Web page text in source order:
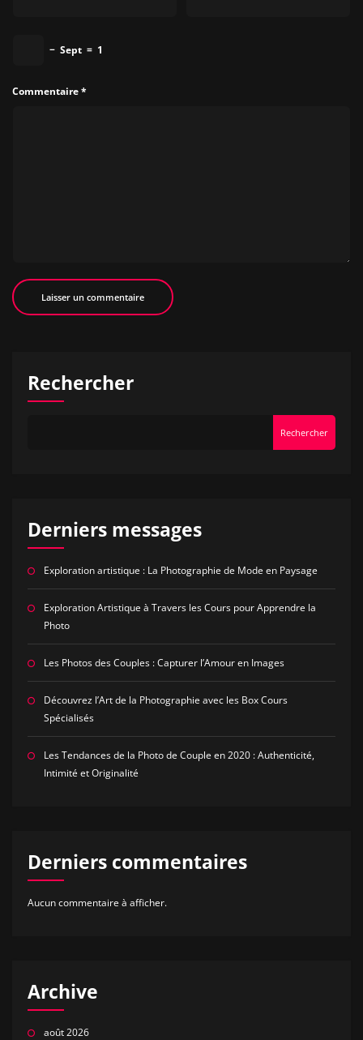
− Sept = 1
Commentaire*
Rechercher
Rechercher
Derniers messages
Exploration artistique : La Photographie de Mode en Paysage
Exploration Artistique à Travers les Cours pour Apprendre la
Photo
Les Photos des Couples : Capturer l’Amour en Images
Découvrez l’Art de la Photographie avec les Box Cours
Spécialisés
Les Tendances de la Photo de Couple en 2020 : Authenticité,
Intimité et Originalité
Derniers commentaires
Aucun commentaire à afficher.
Archive
août 2026